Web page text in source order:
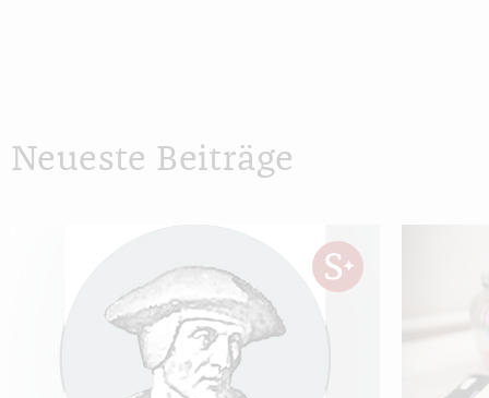
Neueste Beiträge